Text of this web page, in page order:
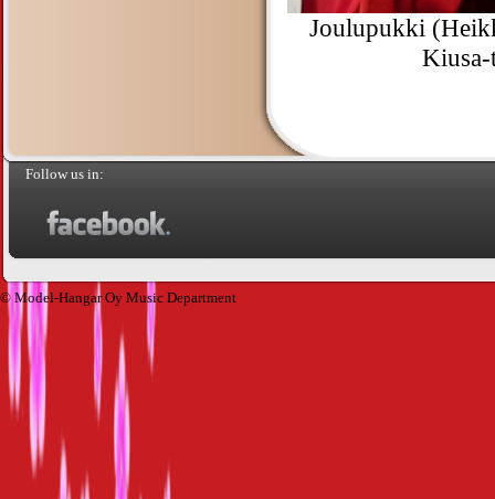
Joulupukki
Follow us in:
© Model-Hangar Oy Music Department